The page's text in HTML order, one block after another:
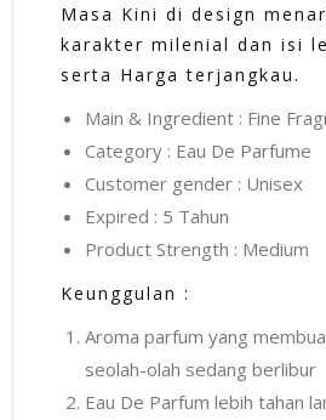
Masa Kini di design
karakter milenial dan isi
serta Harga terjangkau.
Main & Ingredient : Fine
Category : Eau De Parfume
Customer gender : Unisex
Expired : 5 Tahun
Product Strength : Medium
Keunggulan :
Aroma parfum yang
seolah-olah sedang berlibur
Eau De Parfum lebih tahan